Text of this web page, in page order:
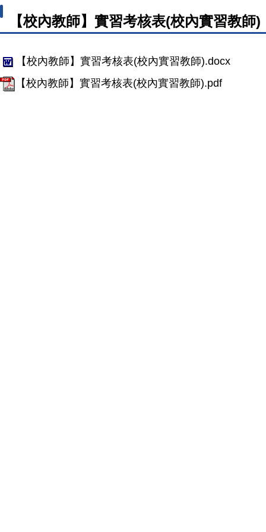
【校內教師】實習考核表(校內實習教師)
【校內教師】實習考核表(校內實習教師).docx
【校內教師】實習考核表(校內實習教師).pdf